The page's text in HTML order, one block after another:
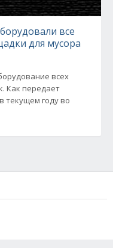
все
для мусора
всех
Как передает
текущем году во